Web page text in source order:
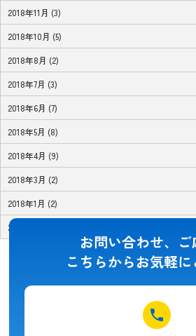
2018年11月 (3)
2018年10月 (5)
2018年8月 (2)
2018年7月 (3)
2018年6月 (7)
2018年5月 (8)
2018年4月 (9)
2018年3月 (2)
2018年1月 (2)
2017年11月 (1)
お問い合わせ、ご
こちらからお気軽に